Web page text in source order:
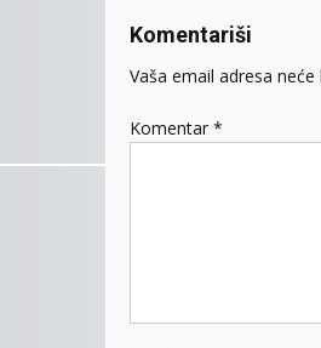
Komentariši
Vaša email adresa
Komentar *